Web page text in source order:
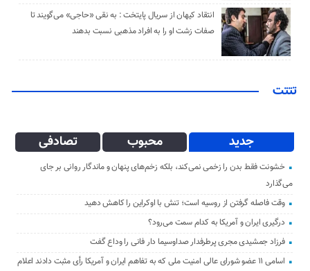
انتقاد کیهان از سریال پایتخت : به نقی «حاجی» می‌گویند تا
صفات زشت او را به افراد مذهبی نسبت بدهند
تتتت
جدید محبوب تصادفی
خشونت فقط بدن را زخمی نمی‌کند، بلکه زخم‌های پنهان و ماندگار روانی بر جای
می‌گذارد
وقت فاصله گرفتن از روسیه است؛ تنش با اوکراین را کاهش دهید
درگیری ایران و آمریکا به کدام سمت می‌رود؟
فرزاد جمشیدی مجری پرطرفدار صداوسیما دار فانی را وداع گفت
اسامی ۱۱ عضو شورای عالی امنیت ملی که به تفاهم ایران و آمریکا رأی مثبت دادند اعلام